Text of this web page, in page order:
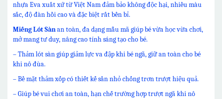
nhựa Eva xuất xứ từ Việt Nam đảm bảo không độc hại, nhiều màu
sắc, độ đàn hồi cao và đặc biệt rất bền bỉ.
Miếng Lót Sànan toàn, đa dạng mẫu mã giúp bé vừa học vừa chơi,
mở mang tư duy, nâng cao tính sáng tạo cho bé.
– Thảm lót sàn giúp giảm lực va đập khi bé ngã, giữ an toàn cho bé
khi nô đùa.
– Bề mặt thảm xốp có thiết kế sần nhỏ chống trơn trượt hiệu quả.
– Giúp bé vui chơi an toàn, hạn chế trường hợp trượt ngã khi nô